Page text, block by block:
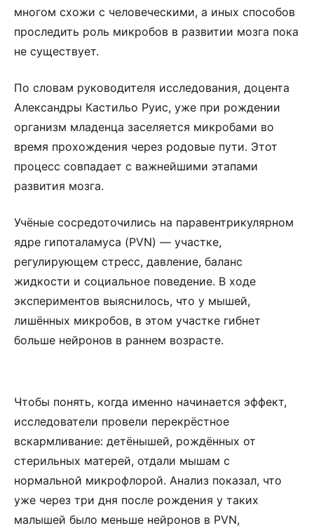
многом схожи с человеческими, а иных способов
проследить роль микробов в развитии мозга пока
не существует.
По словам руководителя исследования, доцента
Александры Кастильо Руис, уже при рождении
организм младенца заселяется микробами во
время прохождения через родовые пути. Этот
процесс совпадает с важнейшими этапами
развития мозга.
Учёные сосредоточились на паравентрикулярном
ядре гипоталамуса (PVN) — участке,
регулирующем стресс, давление, баланс
жидкости и социальное поведение. В ходе
экспериментов выяснилось, что у мышей,
лишённых микробов, в этом участке гибнет
больше нейронов в раннем возрасте.
Чтобы понять, когда именно начинается эффект,
исследователи провели перекрёстное
вскармливание: детёнышей, рождённых от
стерильных матерей, отдали мышам с
нормальной микрофлорой. Анализ показал, что
уже через три дня после рождения у таких
малышей было меньше нейронов в PVN,